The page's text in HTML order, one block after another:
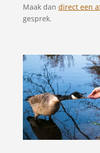
Maak dan direct een
gesprek.